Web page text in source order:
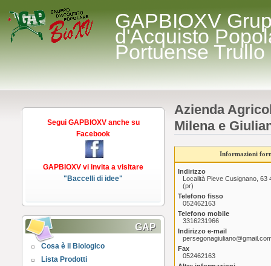
GAPBIOXV
d'Acquisto
Portuense Trullo
Segui GAPBIOXV anche su
Facebook
GAPBIOXV vi invita a visitare
"Baccelli di idee"
GAP
Cosa è il Biologico
Lista Prodotti
Azienda
Milena e
Informazioni
Indirizzo
Località Pieve Cusignano, 63
(pr)
Telefono fisso
052462163
Telefono mobile
3316231966
Indirizzo e-mail
Fax
052462163